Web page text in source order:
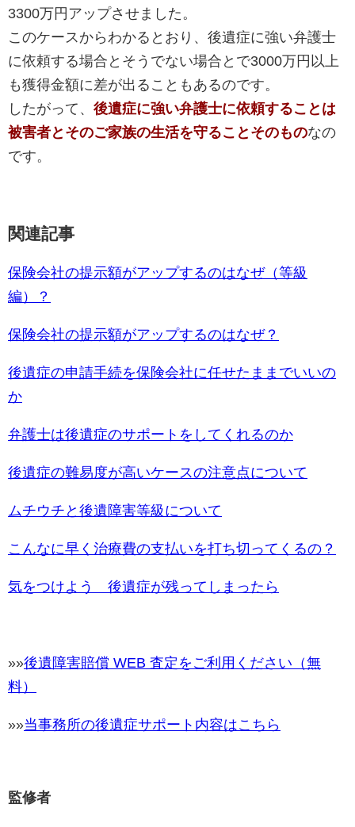
3300万円アップさせました。
このケースからわかるとおり、後遺症に強い弁護士
に依頼する場合とそうでない場合とで3000万円以上
も獲得金額に差が出ることもあるのです。
したがって、 後遺症に強い弁護士に依頼することは
被害者とそのご家族の生活を守ることそのものなの
です。
関連記事
保険会社の提示額がアップするのはなぜ（等級
編）？
保険会社の提示額がアップするのはなぜ？
後遺症の申請手続を保険会社に任せたままでいいの
か
弁護士は後遺症のサポートをしてくれるのか
後遺症の難易度が高いケースの注意点について
ムチウチと後遺障害等級について
こんなに早く治療費の支払いを打ち切ってくるの？
気をつけよう 後遺症が残ってしまったら
»»後遺障害賠償 WEB 査定をご利用ください（無
料）
»»当事務所の後遺症サポート内容はこちら
監修者